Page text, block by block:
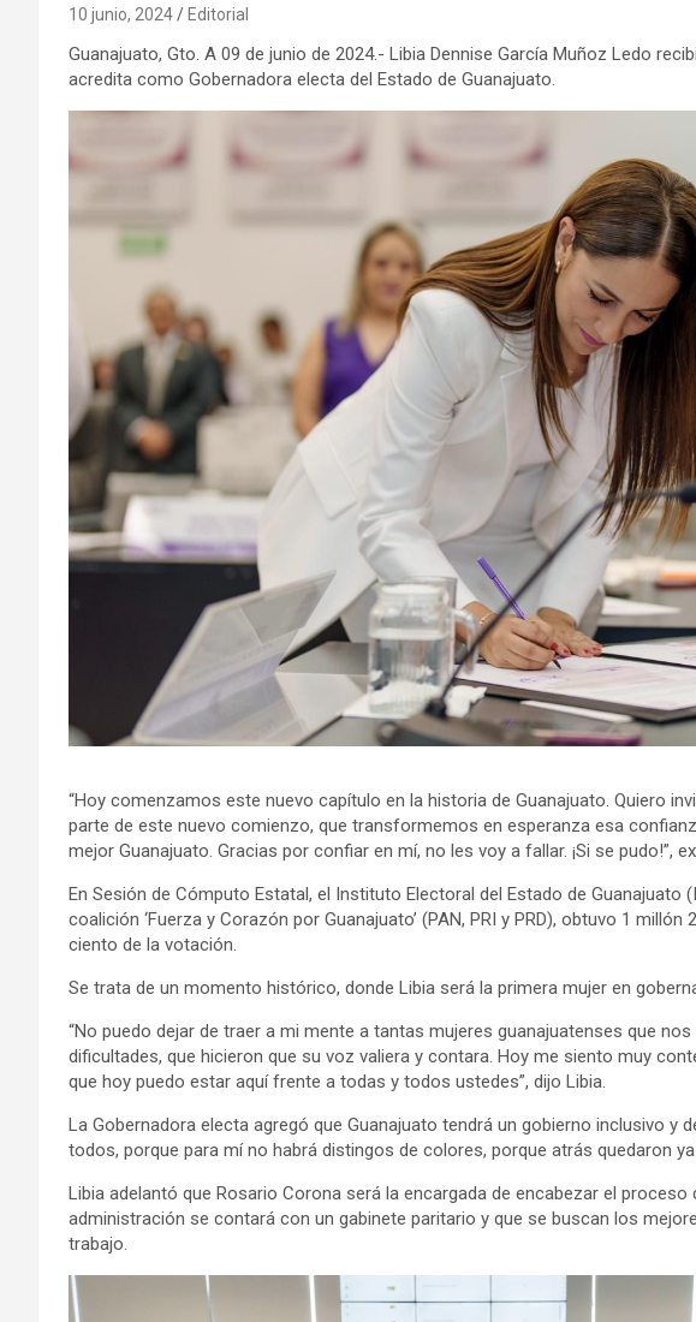
10 junio, 2024 Editorial
Guanajuato, Gto. A 09 de junio de 2024.- Libia Dennise García Muñoz Ledo
acredita como Gobernadora electa del Estado de Guanajuato.
“Hoy comenzamos este nuevo capítulo en la historia de Guanajuato. Quiero
parte de este nuevo comienzo, que transformemos en esperanza esa
mejor Guanajuato. Gracias por confiar en mí, no les voy a fallar. ¡Si se pudo!”,
En Sesión de Cómputo Estatal, el Instituto Electoral del Estado de Guanajuato
coalición ‘Fuerza y Corazón por Guanajuato’ (PAN, PRI y PRD), obtuvo 1
ciento de la votación.
Se trata de un momento histórico, donde Libia será la primera mujer en
“No puedo dejar de traer a mi mente a tantas mujeres guanajuatenses que
dificultades, que hicieron que su voz valiera y contara. Hoy me siento muy
que hoy puedo estar aquí frente a todas y todos ustedes”, dijo Libia.
La Gobernadora electa agregó que Guanajuato tendrá un gobierno inclusivo y
todos, porque para mí no habrá distingos de colores, porque atrás quedaron
Libia adelantó que Rosario Corona será la encargada de encabezar el
administración se contará con un gabinete paritario y que se buscan los
trabajo.